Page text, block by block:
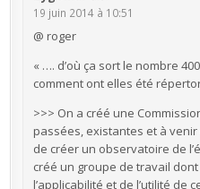
19 juin 2014 à 10:51
@ roger
« …. d’où ça sort le nombre
comment ont elles été
>>> On a créé une
passées, existantes et à
de créer un observatoire de
créé un groupe de travail
l’applicabilité et de l’utilité de